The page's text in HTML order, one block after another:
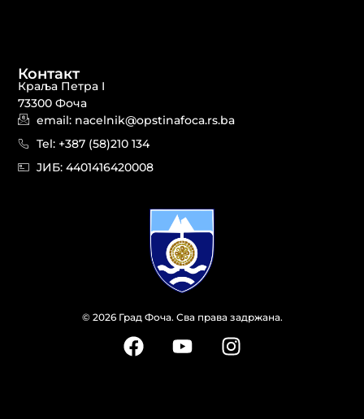
© 2026 Град Фоча. Сва права задржана.
Контакт
Краља Петра I
73300 Фоча
email: nacelnik@opstinafoca.rs.ba
Tel: +387 (58)210 134
JИБ: 44014164​20008